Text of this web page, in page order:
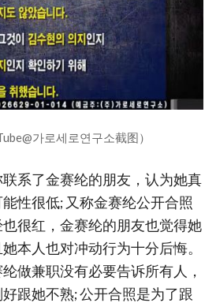
가로세로연구소截图）
系了金赛纶的朋友，认为她真
性很低; 又称金赛纶公开合照
很红，金赛纶的朋友也觉得她
本人也对冲动行为十分后悔。
做兼职没有必要告诉所有人，
跟她不熟; 公开合照是为了跟